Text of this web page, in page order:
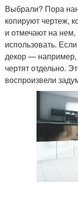
Выбрали? Пора
копируют чертеж,
и отмечают на
использовать.
декор — например,
чертят отдельно.
воспроизвели